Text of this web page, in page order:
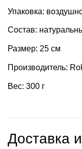
Упаковка:
Состав:
Размер: 25 см
Производитель:
Вес: 300 г
Доставка